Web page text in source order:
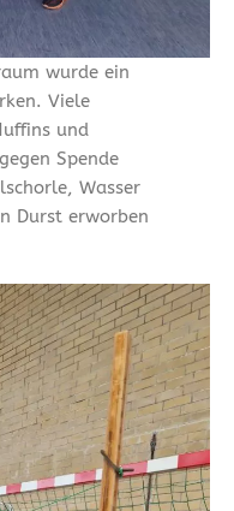
wurde ein
Viele
und
Spende
Wasser
Durst erworben